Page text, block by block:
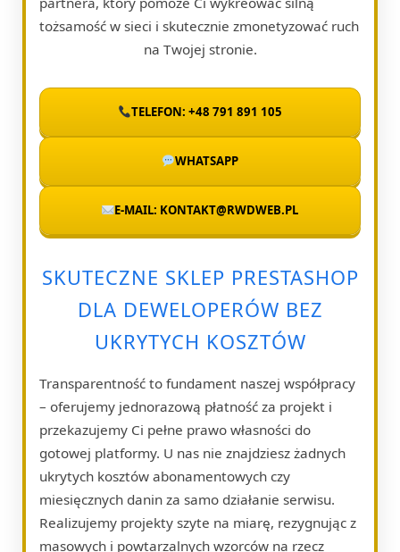
tożsamość w sieci i skutecznie zmonetyzować ruch
na Twojej stronie.
TELEFON: +48 791 891 105
WHATSAPP
E-MAIL: KONTAKT@RWDWEB.PL
SKUTECZNE SKLEP PRESTASHOP
DLA DEWELOPERÓW BEZ
UKRYTYCH KOSZTÓW
Transparentność to fundament naszej współpracy
– oferujemy jednorazową płatność za projekt i
przekazujemy Ci pełne prawo własności do
gotowej platformy. U nas nie znajdziesz żadnych
ukrytych kosztów abonamentowych czy
miesięcznych danin za samo działanie serwisu.
Realizujemy projekty szyte na miarę, rezygnując z
masowych i powtarzalnych wzorców na rzecz